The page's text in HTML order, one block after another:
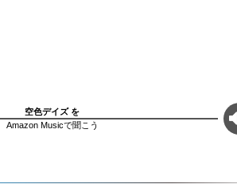
空色デイズ を
Amazon Musicで聞こう